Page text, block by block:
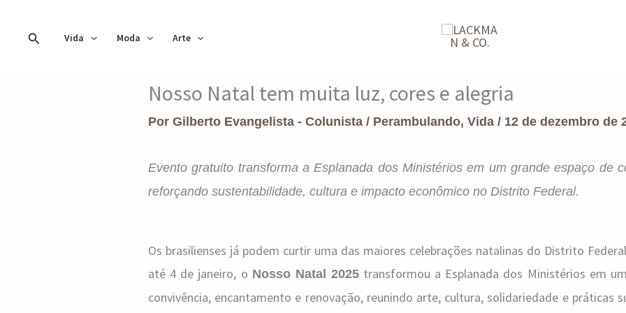
Pesquisar
Vida Moda Arte
Nosso Natal tem muita luz, cores e alegria
Por Gilberto Evangelista - Colunista / Perambulando, Vida / 12 de dezembro de
Evento gratuito transforma a Esplanada dos Ministérios em um grande espaço de
reforçando sustentabilidade, cultura e impacto econômico no Distrito Federal.
Os brasilienses já podem curtir uma das maiores celebrações natalinas do Distrito
até 4 de janeiro, o Nosso Natal 2025transformou a Esplanada dos Ministérios em
convivência, encantamento e renovação, reunindo arte, cultura, solidariedade e práticas